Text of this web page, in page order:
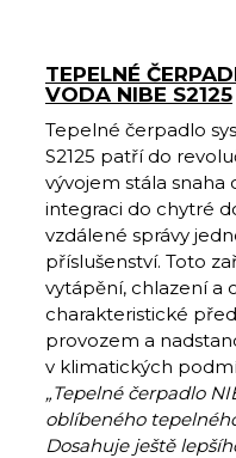
TEPELNÉ
VODA NIBE S2125
Tepelné čerpadlo
S2125 patří do
vývojem stála snaha
integraci do chytré
vzdálené správy
příslušenství. Toto
vytápění, chlazení a
charakteristické
provozem a
v klimatických
„Tepelné čerpadlo
oblíbeného
Dosahuje ještě